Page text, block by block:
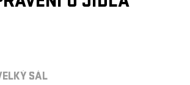
SÁL